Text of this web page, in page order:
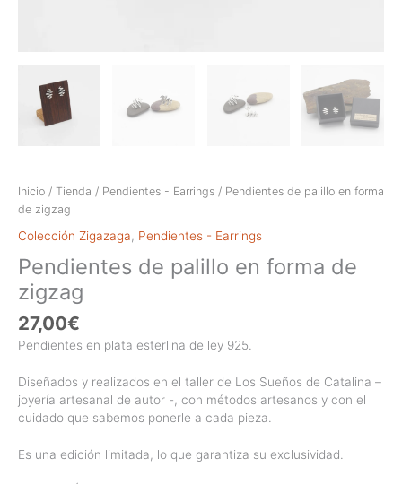
Inicio / Tienda / Pendientes - Earrings / Pendientes de palillo en forma
de zigzag
Colección Zigazaga Pendientes - Earrings
Pendientes de palillo en forma de
zigzag
27,00€
Pendientes en plata esterlina de ley 925.
Diseñados y realizados en el taller de Los Sueños de Catalina –
joyería artesanal de autor -, con métodos artesanos y con el
cuidado que sabemos ponerle a cada pieza.
Es una edición limitada, lo que garantiza su exclusividad.